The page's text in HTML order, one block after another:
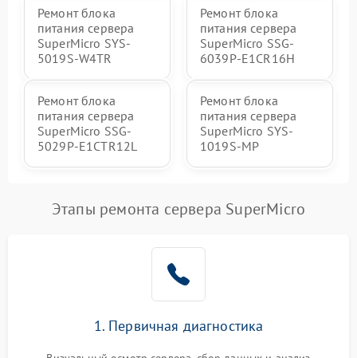
Ремонт блока
питания сервера
SuperMicro SYS-
5019S-W4TR
Ремонт блока
питания сервера
SuperMicro SSG-
6039P-E1CR16H
Ремонт блока
питания сервера
SuperMicro SSG-
5029P-E1CTR12L
Ремонт блока
питания сервера
SuperMicro SYS-
1019S-MP
Этапы ремонта сервера SuperMicro
1. Первичная диагностика